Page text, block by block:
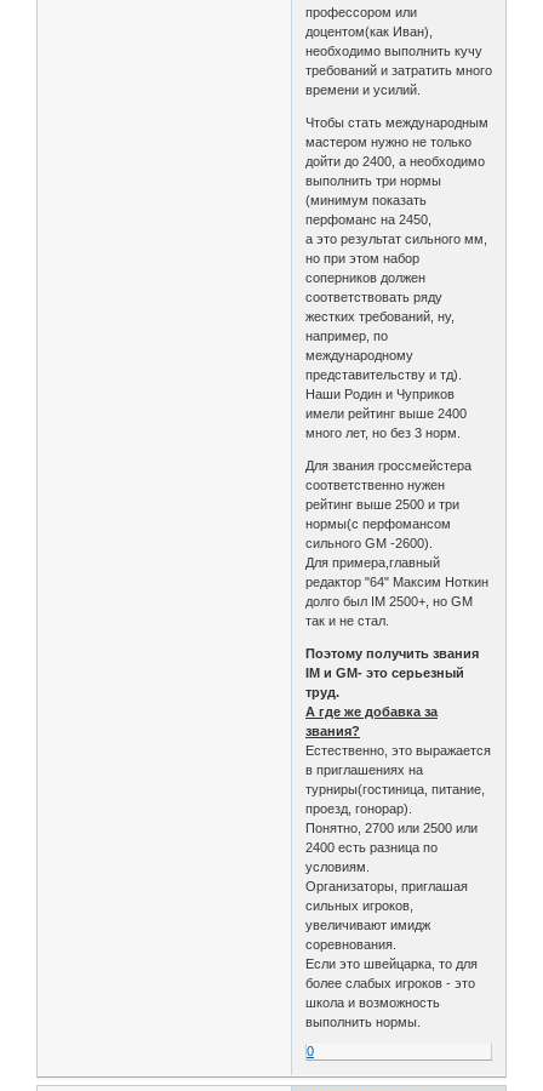
профессором или
доцентом(как Иван),
необходимо выполнить кучу
требований и затратить много
времени и усилий.
Чтобы стать международным
мастером нужно не только
дойти до 2400, а необходимо
выполнить три нормы
(минимум показать
перфоманс на 2450,
а это результат сильного мм,
но при этом набор
соперников должен
соответствовать ряду
жестких требований, ну,
например, по
международному
представительству и тд).
Наши Родин и Чуприков
имели рейтинг выше 2400
много лет, но без 3 норм.
Для звания гроссмейстера
соответственно нужен
рейтинг выше 2500 и три
нормы(с перфомансом
сильного GM -2600).
Для примера,главный
редактор "64" Максим Ноткин
долго был IM 2500+, но GM
так и не стал.
Поэтому получить звания
IM и GM- это серьезный
труд.
А где же добавка за
звания?
Естественно, это выражается
в приглашениях на
турниры(гостиница, питание,
проезд, гонорар).
Понятно, 2700 или 2500 или
2400 есть разница по
условиям.
Организаторы, приглашая
сильных игроков,
увеличивают имидж
соревнования.
Если это швейцарка, то для
более слабых игроков - это
школа и возможность
выполнить нормы.
0